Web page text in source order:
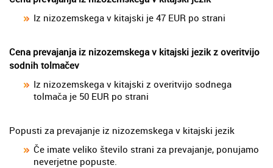
Iz nizozemskega v kitajski je 47 EUR po strani
Cena prevajanja iz nizozemskega v kitajski jezik z overitvijo
sodnih tolmačev
Iz nizozemskega v kitajski z overitvijo sodnega
tolmača je 50 EUR po strani
Popusti za prevajanje iz nizozemskega v kitajski jezik
Če imate veliko število strani za prevajanje, ponujamo
neverjetne popuste.